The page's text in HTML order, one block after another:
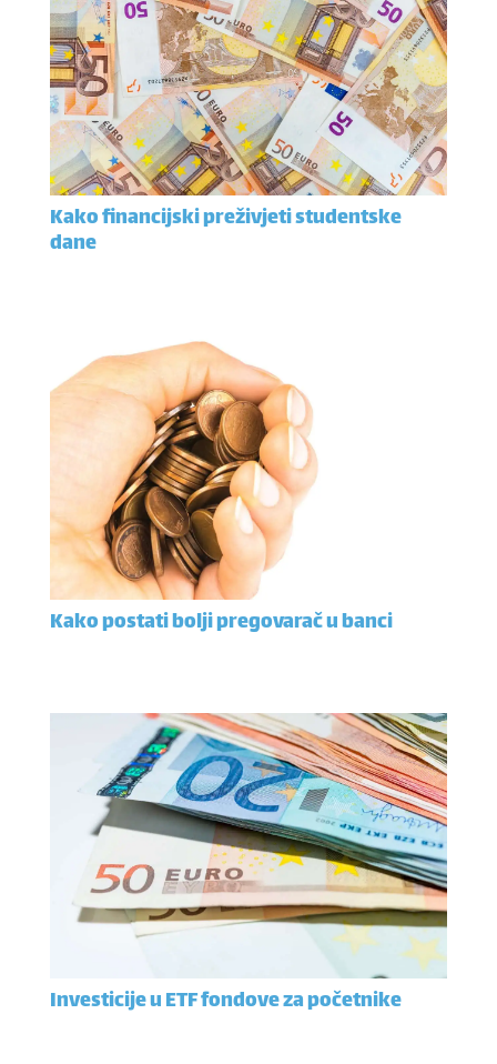
Kako financijski preživjeti studentske
dane
Kako postati bolji pregovarač u banci
Investicije u ETF fondove za početnike